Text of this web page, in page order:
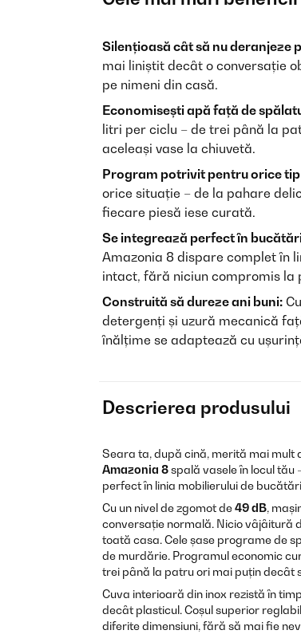
Silențioasă cât să nu deranjeze
mai liniștit decât o conversație
pe nimeni din casă.
Economisești apă față de
litri per ciclu – de trei până la
aceleași vase la chiuvetă.
Program potrivit pentru orice tip
orice situație – de la pahare
fiecare piesă iese curată.
Se integrează perfect în
Amazonia 8 dispare complet în
intact, fără niciun compromis la
Construită să dureze ani buni:
detergenți și uzură mecanică
înălțime se adaptează cu
Descrierea produsului
Seara ta, după cină, merită mai mult
Amazonia 8spală vasele în locul tău
perfect în linia mobilierului de
Cu un nivel de zgomot de49 dB,
conversație normală. Nicio vâjâitură
toată casa. Cele șase programe de
de murdărie. Programul economic
trei până la patru ori mai puțin decât
Cuva interioară din inox rezistă în
decât plasticul. Coșul superior
diferite dimensiuni, fără să mai fie